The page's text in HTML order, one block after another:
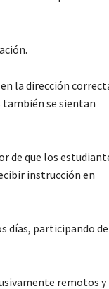
la dirección
también se sientan
de que los
instrucción en
días, participando de
remotos y